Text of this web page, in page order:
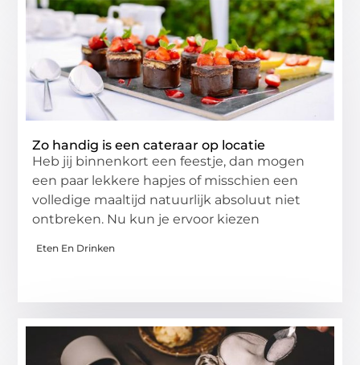
Zo handig is een cateraar op locatie
Heb jij binnenkort een feestje, dan mogen
een paar lekkere hapjes of misschien een
volledige maaltijd natuurlijk absoluut niet
ontbreken. Nu kun je ervoor kiezen
Eten En Drinken